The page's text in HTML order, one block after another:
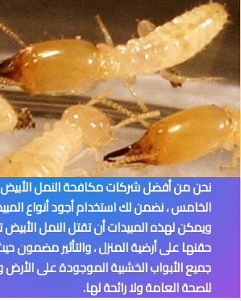
نحن من أفضل شركات مكافحة النمل
الخامس، نضمن لك استخدام أجود أنواع
ويمكن لهذه المبيدات أن تقتل النمل
حقنها على أرضية المنزل ، والتأثير مضمون
جميع الأبواب الخشبية الموجودة على الأرض
للصحة العامة ولا رائحة لها.